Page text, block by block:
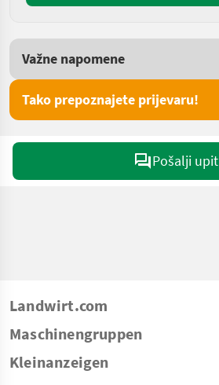
Važne napomene
Tako prepoznajete prijevaru!
Pošalji upit
Landwirt.com
Maschinengruppen
Kleinanzeigen